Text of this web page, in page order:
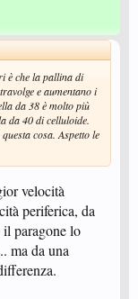
è che la pallina di
e aumentano i
da 38 è molto più
da 40 di celluloide.
cosa. Aspetto le
velocità
periferica, da
paragone lo
ma da una